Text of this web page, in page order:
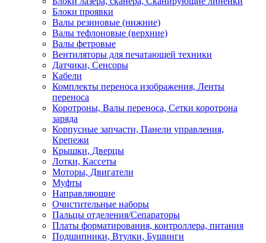
Блоки проявки
Валы резиновые (нижние)
Валы тефлоновые (верхние)
Валы фетровые
Вентиляторы для печатающей техники
Датчики, Сенсоры
Кабели
Комплекты переноса изображения, Ленты
переноса
Коротроны, Валы переноса, Сетки коротрона
заряда
Корпусные запчасти, Панели управления,
Крепежи
Крышки, Дверцы
Лотки, Кассеты
Моторы, Двигатели
Муфты
Направляющие
Очистительные наборы
Пальцы отделения/Сепараторы
Платы форматирования, контроллера, питания
Подшипники, Втулки, Бушинги